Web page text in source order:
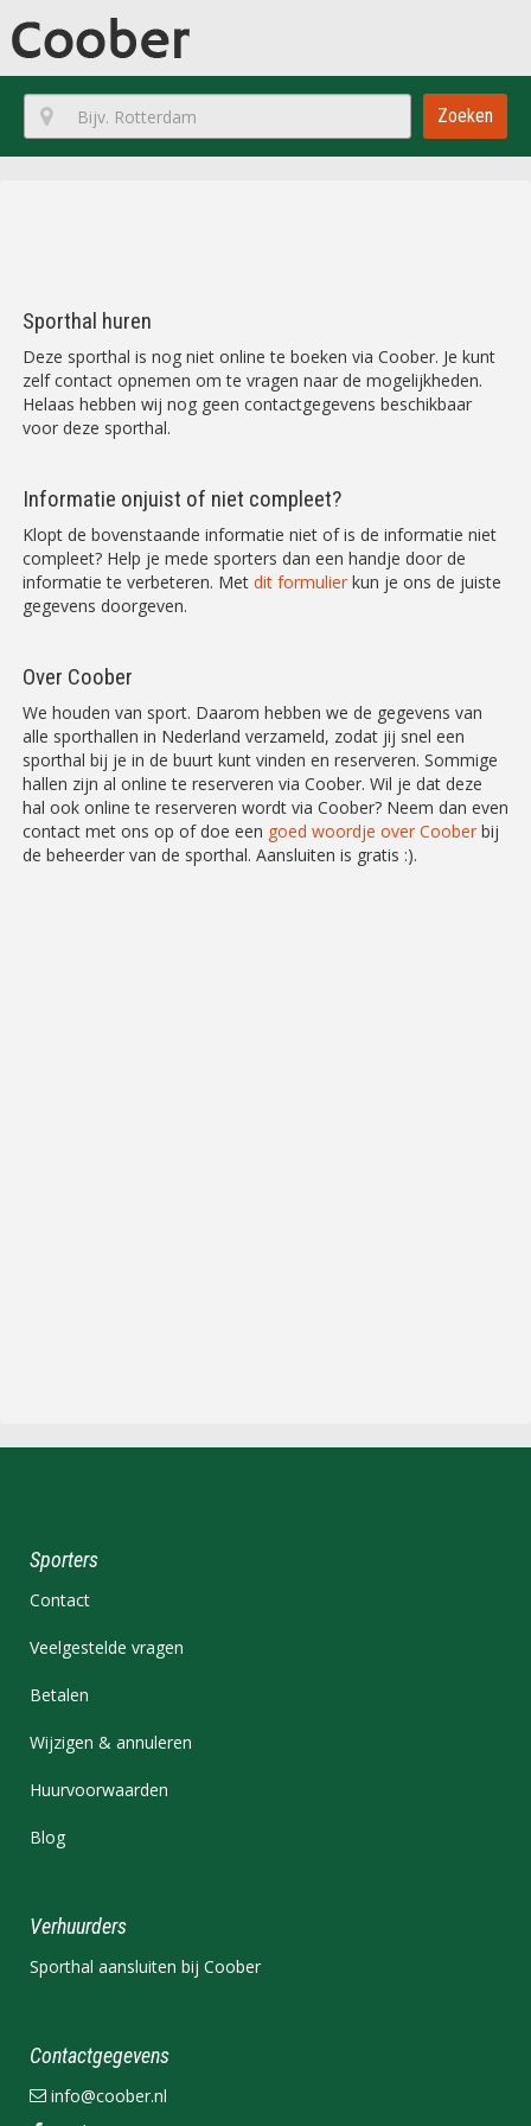
Zoeken
Sporthal huren
Deze sporthal is nog niet online te boeken via Coober. Je kunt
zelf contact opnemen om te vragen naar de mogelijkheden.
Helaas hebben wij nog geen contactgegevens beschikbaar
voor deze sporthal.
Informatie onjuist of niet compleet?
Klopt de bovenstaande informatie niet of is de informatie niet
compleet? Help je mede sporters dan een handje door de
informatie te verbeteren. Met dit formulier kun je ons de juiste
gegevens doorgeven.
Over Coober
We houden van sport. Daarom hebben we de gegevens van
alle sporthallen in Nederland verzameld, zodat jij snel een
sporthal bij je in de buurt kunt vinden en reserveren. Sommige
hallen zijn al online te reserveren via Coober. Wil je dat deze
hal ook online te reserveren wordt via Coober? Neem dan even
contact met ons op of doe een goed woordje over Coober bij
de beheerder van de sporthal. Aansluiten is gratis :).
Sporters
Contact
Veelgestelde vragen
Betalen
Wijzigen & annuleren
Huurvoorwaarden
Blog
Verhuurders
Sporthal aansluiten bij Coober
Contactgegevens
info@coober.nl